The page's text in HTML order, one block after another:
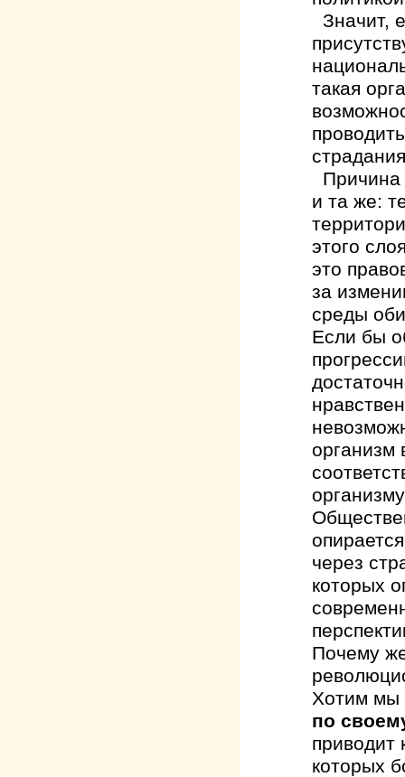
Значит,
такая
Причина
и та же:
этого
это
за
среды
Если бы
организм
через
которых
Почему
Хотим мы
по
приводит
которых